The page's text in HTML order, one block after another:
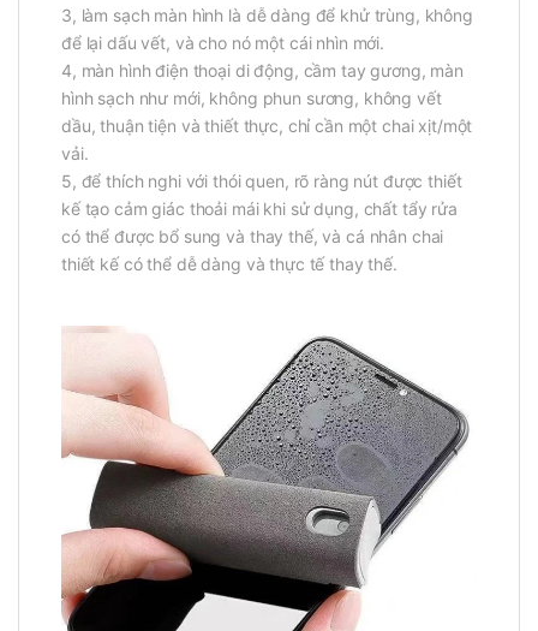
3, làm sạch màn hình là dễ dàng để khử trùng, không
để lại dấu vết, và cho nó một cái nhìn mới.
4, màn hình điện thoại di động, cầm tay gương, màn
hình sạch như mới, không phun sương, không vết
dầu, thuận tiện và thiết thực, chỉ cần một chai xịt/một
vải.
5, để thích nghi với thói quen, rõ ràng nút được thiết
kế tạo cảm giác thoải mái khi sử dụng, chất tẩy rửa
có thể được bổ sung và thay thế, và cá nhân chai
thiết kế có thể dễ dàng và thực tế thay thế.